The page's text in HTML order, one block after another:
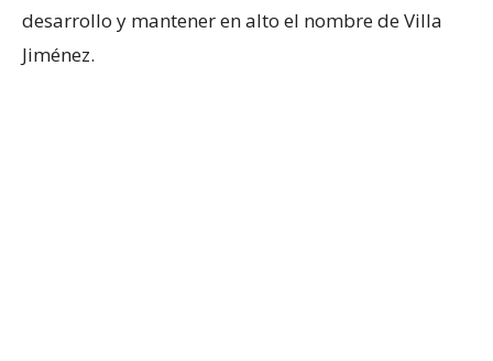
desarrollo y mantener en alto el nombre de Villa
Jiménez.